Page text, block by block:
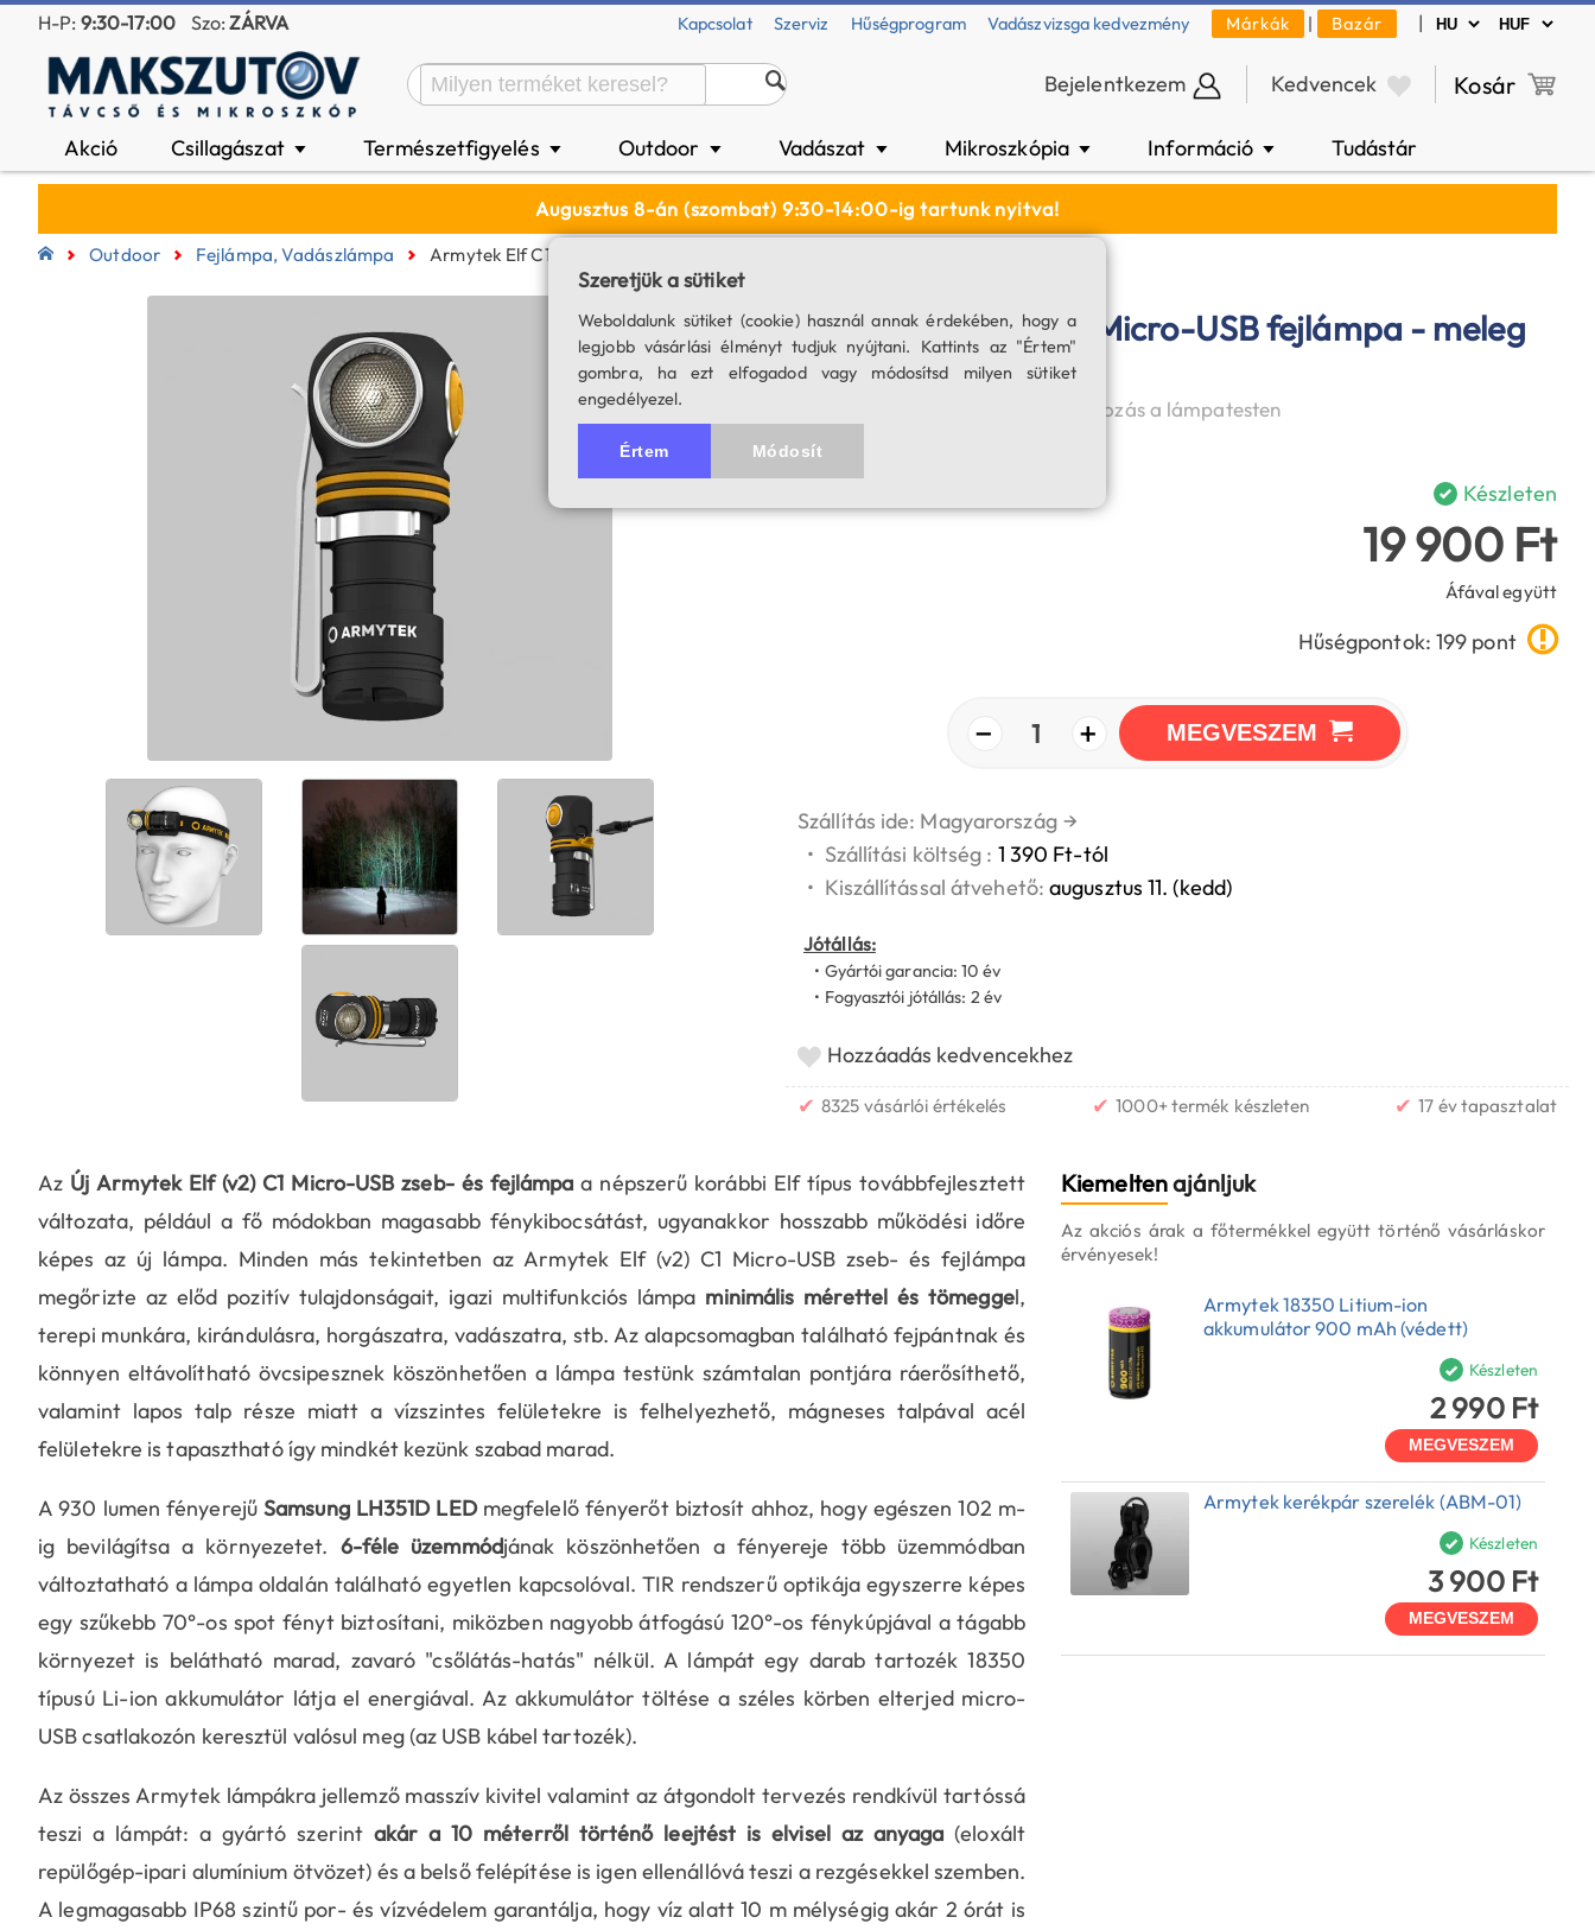
H-P: 9:30-17:00 Szo:ZÁRVA Kapcsolat Szerviz Hűségprogram Vadászvizsga kedvezmény Márkák | Bazár |
Bejelentkezem Kedvencek Kosár
Akció Csillagászat ▼ Természetfigyelés ▼ Outdoor ▼ Vadászat ▼ Mikroszkópia ▼ Információ ▼ Tudástár
Augusztus 8-án (szombat) 9:30-14:00-ig tartunk nyitva!
Outdoor Fejlámpa, Vadászlámpa Armytek Elf C1 (v2) Micro-USB Fejlámpa - Meleg Fehér Fényű
Armytek Elf C1 (v2) Micro-USB fejlámpa - meleg
fehér fényű
Közvetlen Micro USB töltő csatlakozás a lámpatesten
SKU: 03648
Készleten
19 900 Ft
Áfával együtt
Hűségpontok: 199 pont
− 1 + MEGVESZEM
Szállítás ide: Magyarország →
• Szállítási költség : 1 390 Ft-tól
• Kiszállítással átvehető:augusztus 11. (kedd)
Jótállás:
• Gyártói garancia: 10 év
• Fogyasztói jótállás: 2 év
Hozzáadás kedvencekhez
✔ 8325 vásárlói értékelés ✔ 1000+ termék készleten ✔ 17 év tapasztalat
Az Új Armytek Elf (v2) C1 Micro-USB zseb- és fejlámpa a népszerű korábbi Elf típus továbbfejlesztett
változata, például a fő módokban magasabb fénykibocsátást, ugyanakkor hosszabb működési időre
képes az új lámpa. Minden más tekintetben az Armytek Elf (v2) C1 Micro-USB zseb- és fejlámpa
megőrizte az előd pozitív tulajdonságait, igazi multifunkciós lámpa minimális mérettel és tömeggel,
terepi munkára, kirándulásra, horgászatra, vadászatra, stb. Az alapcsomagban található fejpántnak és
könnyen eltávolítható övcsipesznek köszönhetően a lámpa testünk számtalan pontjára ráerősíthető,
valamint lapos talp része miatt a vízszintes felületekre is felhelyezhető, mágneses talpával acél
felületekre is tapasztható így mindkét kezünk szabad marad.
A 930 lumen fényerejűSamsung LH351D LEDmegfelelő fényerőt biztosít ahhoz, hogy egészen 102 m-
ig bevilágítsa a környezetet. 6-féle üzemmódjának köszönhetően a fényereje több üzemmódban
változtatható a lámpa oldalán található egyetlen kapcsolóval. TIR rendszerű optikája egyszerre képes
egy szűkebb 70°-os spot fényt biztosítani, miközben nagyobb átfogású 120°-os fénykúpjával a tágabb
környezet is belátható marad, zavaró "csőlátás-hatás" nélkül. A lámpát egy darab tartozék 18350
típusú Li-ion akkumulátor látja el energiával. Az akkumulátor töltése a széles körben elterjed micro-
USB csatlakozón keresztül valósul meg (az USB kábel tartozék).
Az összes Armytek lámpákra jellemző masszív kivitel valamint az átgondolt tervezés rendkívül tartóssá
teszi a lámpát: a gyártó szerint akár a 10 méterről történő leejtést is elvisel az anyaga (eloxált
repülőgép-ipari alumínium ötvözet) és a belső felépítése is igen ellenállóvá teszi a rezgésekkel szemben.
A legmagasabb IP68 szintű por- és vízvédelem garantálja, hogy víz alatt 10 m mélységig akár 2 órát is
Kiemeltenajánljuk
Az akciós árak a főtermékkel együtt történő vásárláskor
érvényesek!
Armytek 18350 Litium-ion
akkumulátor 900 mAh (védett)
Készleten
2 990 Ft
MEGVESZEM
Armytek kerékpár szerelék (ABM-01)
Készleten
3 900 Ft
MEGVESZEM
Szeretjük a sütiket
Weboldalunk sütiket (cookie) használ annak érdekében, hogy a
legjobb vásárlási élményt tudjuk nyújtani. Kattints az "Értem"
gombra, ha ezt elfogadod vagy módosítsd milyen sütiket
engedélyezel.
Értem Módosít